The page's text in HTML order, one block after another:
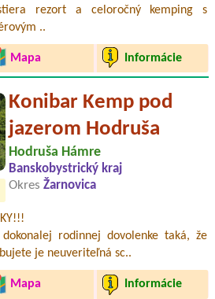
rezort a celoročný kemping s
..
Mapa Informácie
Konibar Kemp pod
jazerom Hodruša
Hodruša Hámre
Banskobystrický kraj
Okres Žarnovica
rodinnej dovolenke taká, že
je neuveriteľná sc..
Mapa Informácie